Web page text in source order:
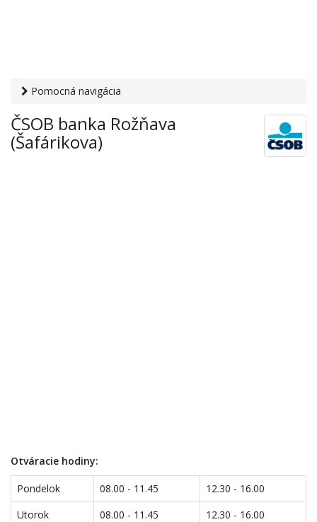
Pomocná navigácia
banka Rožňava (Šafárikova)
ČSOB banka Rožňava
(Šafárikova)
Otváracie hodiny:
Pondelok 08.00 - 11.45
12.30 - 16.00
Utorok
08.00 - 11.45
12.30 - 16.00